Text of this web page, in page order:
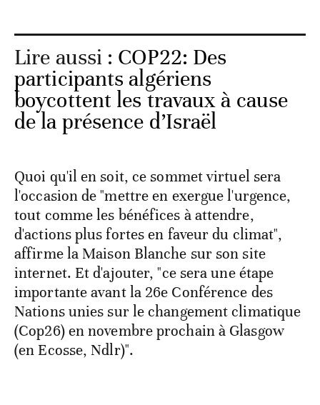
Lire aussi : COP22: Des
participants algériens
boycottent les travaux à cause
de la présence d’Israël
Quoi qu'il en soit, ce sommet virtuel sera
l'occasion de "mettre en exergue l'urgence,
tout comme les bénéfices à attendre,
d'actions plus fortes en faveur du climat",
affirme la Maison Blanche sur son site
internet. Et d'ajouter, "ce sera une étape
importante avant la 26e Conférence des
Nations unies sur le changement climatique
(Cop26) en novembre prochain à Glasgow
(en Ecosse, Ndlr)".